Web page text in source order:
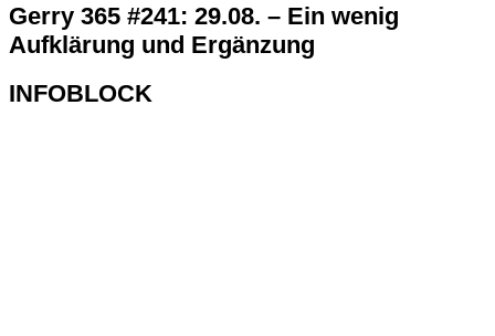
Gerry 365 #241: 29.08. – Ein wenig
Aufklärung und Ergänzung
INFOBLOCK